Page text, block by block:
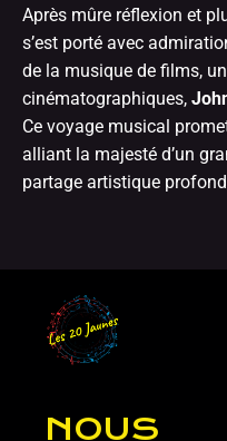
Après mûre réflexion et
s’est porté avec
de la musique de films,
cinématographiques,
Ce voyage musical
alliant la majesté d’un
partage artistique
NOUS